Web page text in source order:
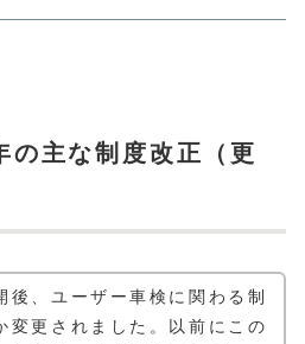
主な制度改正（更
後、ユーザー車検に関わる制
変更されました。以前にこの